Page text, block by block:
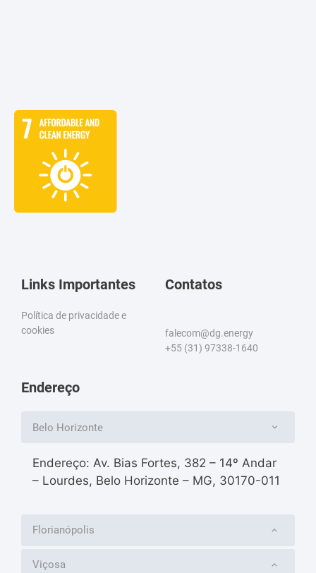
Links Importantes
Política de privacidade e
cookies
Contatos
falecom@dg.energy
+55 (31) 97338-1640
Endereço
Belo Horizonte
Endereço: Av. Bias Fortes, 382 – 14º Andar
– Lourdes, Belo Horizonte – MG, 30170-011
Florianópolis
Viçosa